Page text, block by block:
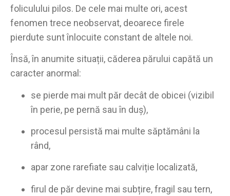
foliculului pilos. De cele mai multe ori, acest
fenomen trece neobservat, deoarece firele
pierdute sunt înlocuite constant de altele noi.
Însă, în anumite situații, căderea părului capătă un
caracter anormal:
se pierde mai mult păr decât de obicei (vizibil
în perie, pe pernă sau în duș),
procesul persistă mai multe săptămâni la
rând,
apar zone rarefiate sau calviție localizată,
firul de păr devine mai subțire, fragil sau tern,